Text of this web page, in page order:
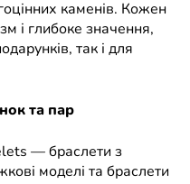
каменів. Кожен
і глибоке значення,
так і для
та пар
— браслети з
моделі та браслети